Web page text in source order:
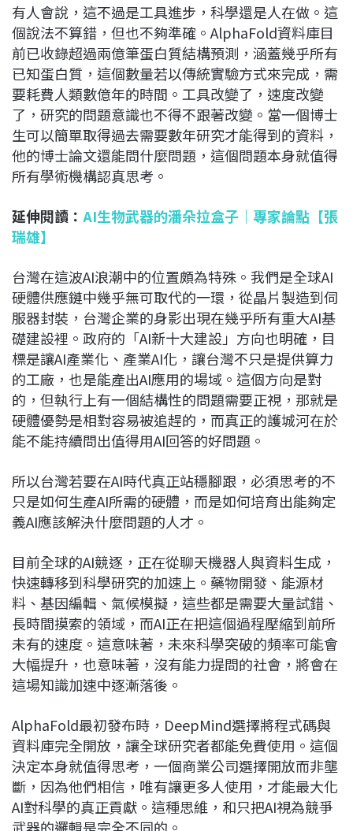
有人會說，這不過是工具進步，科學還是人在做。這
個說法不算錯，但也不夠準確。AlphaFold資料庫目
前已收錄超過兩億筆蛋白質結構預測，涵蓋幾乎所有
已知蛋白質，這個數量若以傳統實驗方式來完成，需
要耗費人類數億年的時間。工具改變了，速度改變
了，研究的問題意識也不得不跟著改變。當一個博士
生可以簡單取得過去需要數年研究才能得到的資料，
他的博士論文還能問什麼問題，這個問題本身就值得
所有學術機構認真思考。
延伸閱讀： AI生物武器的潘朵拉盒子｜專家論點【張
瑞雄】
台灣在這波AI浪潮中的位置頗為特殊。我們是全球AI
硬體供應鏈中幾乎無可取代的一環，從晶片製造到伺
服器封裝，台灣企業的身影出現在幾乎所有重大AI基
礎建設裡。政府的「AI新十大建設」方向也明確，目
標是讓AI產業化、產業AI化，讓台灣不只是提供算力
的工廠，也是能產出AI應用的場域。這個方向是對
的，但執行上有一個結構性的問題需要正視，那就是
硬體優勢是相對容易被追趕的，而真正的護城河在於
能不能持續問出值得用AI回答的好問題。
所以台灣若要在AI時代真正站穩腳跟，必須思考的不
只是如何生產AI所需的硬體，而是如何培育出能夠定
義AI應該解決什麼問題的人才。
目前全球的AI競逐，正在從聊天機器人與資料生成，
快速轉移到科學研究的加速上。藥物開發、能源材
料、基因編輯、氣候模擬，這些都是需要大量試錯、
長時間摸索的領域，而AI正在把這個過程壓縮到前所
未有的速度。這意味著，未來科學突破的頻率可能會
大幅提升，也意味著，沒有能力提問的社會，將會在
這場知識加速中逐漸落後。
AlphaFold最初發布時，DeepMind選擇將程式碼與
資料庫完全開放，讓全球研究者都能免費使用。這個
決定本身就值得思考，一個商業公司選擇開放而非壟
斷，因為他們相信，唯有讓更多人使用，才能最大化
AI對科學的真正貢獻。這種思維，和只把AI視為競爭